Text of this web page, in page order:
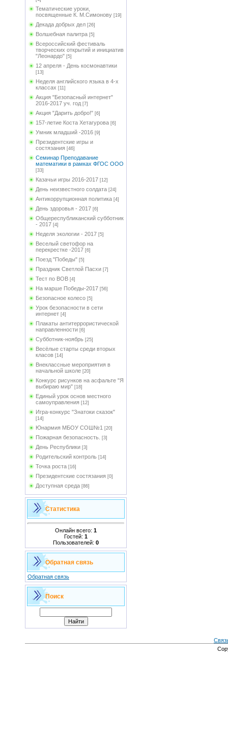
Тематические уроки,
посвященные К. М.Симонову [19]
Декада добрых дел [26]
Волшебная палитра [5]
Всероссийский фестиваль
творческих открытий и инициатив
"Леонардо" [5]
12 апреля - День космонавтики
[13]
Неделя английского языка в 4-х
классах [11]
Акция "Безопасный интернет"
2016-2017 уч. год [7]
Акция "Дарить добро!" [6]
157-летие Коста Хетагурова [6]
Умник младший -2016 [9]
Президентские игры и
состязания [46]
Семинар Преподавание
математики в рамках ФГОС ООО
[33]
Казачьи игры 2016-2017 [12]
День неизвестного солдата [24]
Антикоррупционная политика [4]
День здоровья - 2017 [6]
Общереспубликанский субботник
- 2017 [4]
Неделя экологии - 2017 [5]
Веселый светофор на
перекрестке -2017 [6]
Поезд "Победы" [5]
Праздник Светлой Пасхи [7]
Тест по ВОВ [4]
На марше Победы-2017 [56]
Безопасное колесо [5]
Урок безопасности в сети
интернет [4]
Плакаты антитеррористической
направленности [6]
Субботник-ноябрь [25]
Весёлые старты среди вторых
класов [14]
Внеклассные мероприятия в
начальной школе [20]
Конкурс рисунков на асфальте "Я
выбираю мир" [18]
Единый урок основ местного
самоуправления [12]
Игра-конкурс "Знатоки сказок"
[14]
Юнармия МБОУ СОШ№1 [20]
Пожарная безопасность. [3]
День Республики [3]
Родительский контроль [14]
Точка роста [16]
Президентские состязания [0]
Доступная среда [86]
Статистика
Онлайн всего: 1
Гостей: 1
Пользователей: 0
Обратная связь
Обратная связь
Поиск